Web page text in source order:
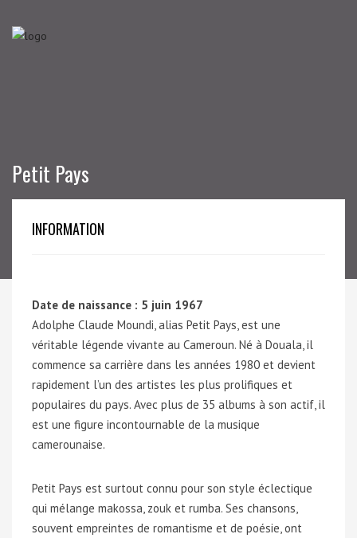
Petit Pays
INFORMATION
Date de naissance : 5 juin 1967
Adolphe Claude Moundi, alias Petit Pays, est une
véritable légende vivante au Cameroun. Né à Douala, il
commence sa carrière dans les années 1980 et devient
rapidement l’un des artistes les plus prolifiques et
populaires du pays. Avec plus de 35 albums à son actif, il
est une figure incontournable de la musique
camerounaise.
Petit Pays est surtout connu pour son style éclectique
qui mélange makossa, zouk et rumba. Ses chansons,
souvent empreintes de romantisme et de poésie, ont